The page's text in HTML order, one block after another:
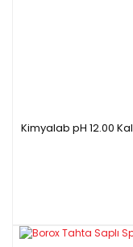
Kimyalab pH 12.00